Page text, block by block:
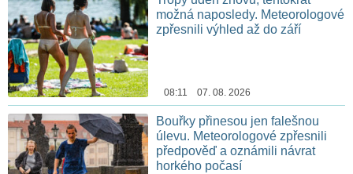
možná naposledy. Meteorologové
zpřesnili výhled až do září
08:11 07. 08. 2026
Bouřky přinesou jen falešnou
úlevu. Meteorologové zpřesnili
předpověď a oznámili návrat
horkého počasí